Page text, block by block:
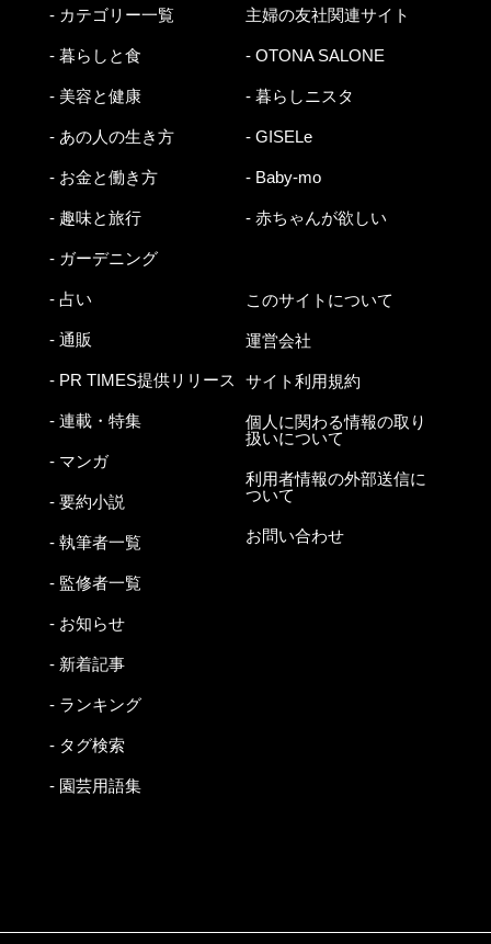
- カテゴリー一覧
- 暮らしと食
- 美容と健康
- あの人の生き方
- お金と働き方
- 趣味と旅行
- ガーデニング
- 占い
- 通販
- PR TIMES提供リリース
- 連載・特集
- マンガ
- 要約小説
- 執筆者一覧
- 監修者一覧
- お知らせ
- 新着記事
- ランキング
- タグ検索
- 園芸用語集
主婦の友社関連サイト
- OTONA SALONE
- 暮らしニスタ
- GISELe
- Baby-mo
- 赤ちゃんが欲しい
このサイトについて
運営会社
サイト利用規約
個人に関わる情報の取り
扱いについて
利用者情報の外部送信に
ついて
お問い合わせ